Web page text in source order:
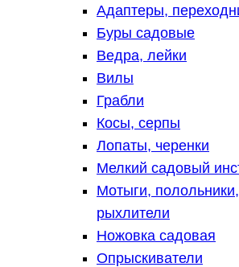
Адаптеры,
Буры садовые
Ведра, лейки
Вилы
Грабли
Косы, серпы
Лопаты, черенки
Мелкий садовый
Мотыги,
рыхлители
Ножовка садовая
Опрыскиватели